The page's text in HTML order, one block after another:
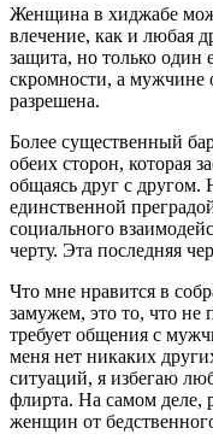
Женщина в хиджабе
влечение, как и любая
защита, но только
скромности, а мужчине
разрешена.
Более существенный
обеих сторон, которая
общаясь друг с другом.
единственной
социального
черту. Эта последняя
Что мне нравится в
замужем, это то, что не
требует общения с
меня нет никаких
ситуаций, я избегаю
флирта. На самом деле,
женщин от